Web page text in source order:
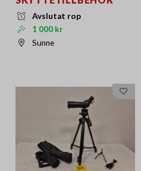
Avslutat rop
1 000 kr
Sunne